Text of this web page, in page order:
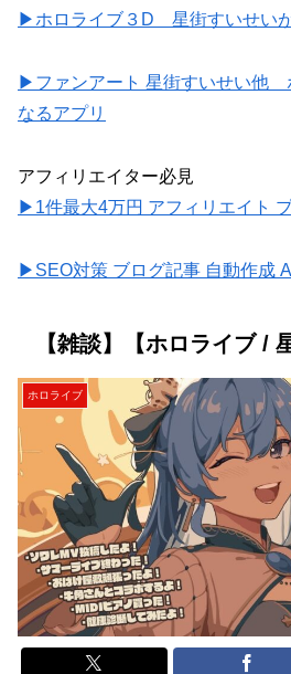
▶ホロライブ３D 星街すいせい
▶ファンアート 星街すいせい他
なるアプリ
アフィリエイター必見
▶1件最大4万円 アフィリエイト
▶SEO対策 ブログ記事 自動作成
【雑談】【ホロライブ /
ホロライブ